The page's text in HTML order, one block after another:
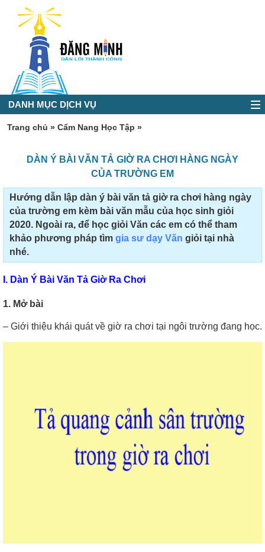
DANH MỤC DỊCH VỤ
Trang chủ » Cẩm Nang Học Tập »
DÀN Ý BÀI VĂN TẢ GIỜ RA CHƠI HÀNG NGÀY
CỦA TRƯỜNG EM
Hướng dẫn lập dàn ý bài văn tả giờ ra chơi hàng ngày
của trường em kèm bài văn mẫu của học sinh giỏi
2020. Ngoài ra, để học giỏi Văn các em có thể tham
khảo phương pháp tìm gia sư dạy Văn giỏi tại nhà
nhé.
I. Dàn Ý Bài Văn Tả Giờ Ra Chơi
1. Mở bài
– Giới thiệu khái quát về giờ ra chơi tại ngôi trường đang học.